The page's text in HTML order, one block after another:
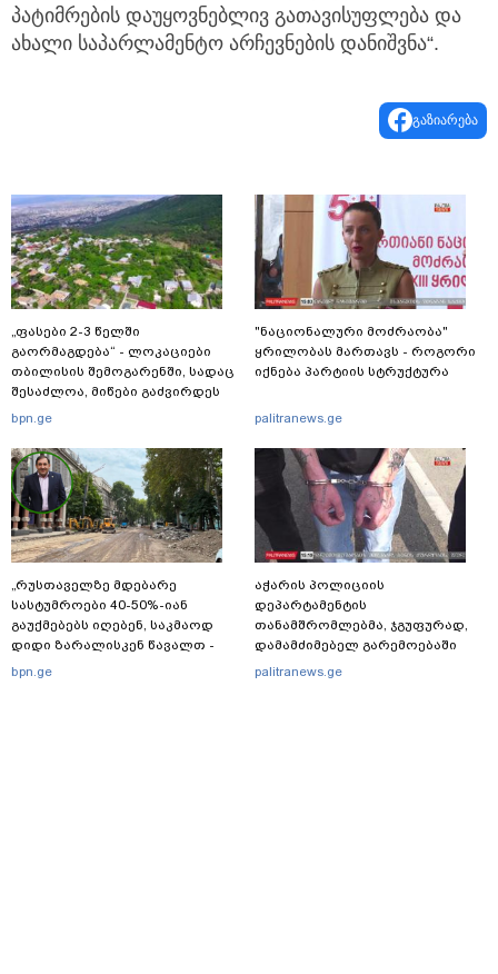
პატიმრების დაუყოვნებლივ გათავისუფლება და
ახალი საპარლამენტო არჩევნების დანიშვნა“.
გაზიარება
„ფასები 2-3 წელში
გაორმაგდება“ - ლოკაციები
თბილისის შემოგარენში, სადაც
შესაძლოა, მიწები გაძვირდეს
bpn.ge
„რუსთაველზე მდებარე
სასტუმროები 40-50%-იან
გაუქმებებს იღებენ, საკმაოდ
დიდი ზარალისკენ წავალთ -
მეგონა, ვიღაც მოიფიქრებდა
bpn.ge
"ნაციონალური მოძრაობა"
ყრილობას მართავს - როგორი
იქნება პარტიის სტრუქტურა
palitranews.ge
აჭარის პოლიციის
დეპარტამენტის
თანამშრომლებმა, ჯგუფურად,
დამამძიმებელ გარემოებაში
ჩადენილი განზრახ
palitranews.ge